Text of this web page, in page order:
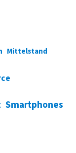
Mittelstand
Smartphones